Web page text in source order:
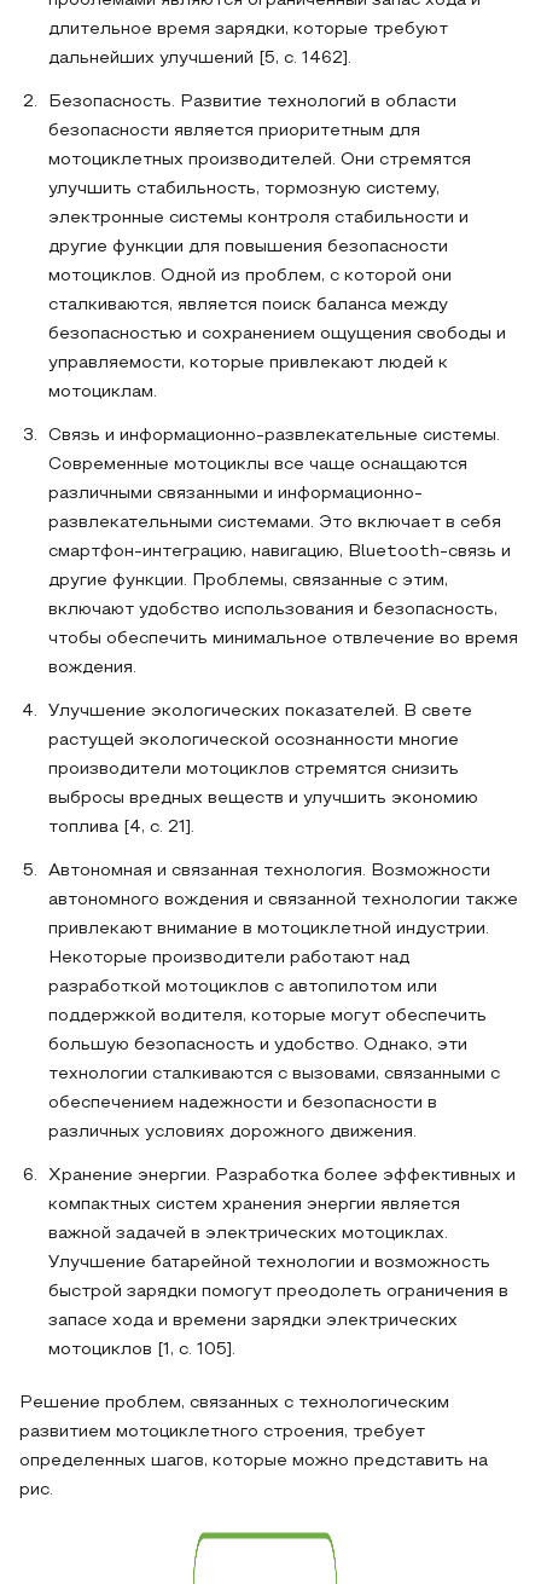
длительное время зарядки, которые требуют
дальнейших улучшений [5, c. 1462].
Безопасность. Развитие технологий в области
безопасности является приоритетным для
мотоциклетных производителей. Они стремятся
улучшить стабильность, тормозную систему,
электронные системы контроля стабильности и
другие функции для повышения безопасности
мотоциклов. Одной из проблем, с которой они
сталкиваются, является поиск баланса между
безопасностью и сохранением ощущения свободы и
управляемости, которые привлекают людей к
мотоциклам.
Связь и информационно-развлекательные системы.
Современные мотоциклы все чаще оснащаются
различными связанными и информационно-
развлекательными системами. Это включает в себя
смартфон-интеграцию, навигацию, Bluetooth-связь и
другие функции. Проблемы, связанные с этим,
включают удобство использования и безопасность,
чтобы обеспечить минимальное отвлечение во время
вождения.
Улучшение экологических показателей. В свете
растущей экологической осознанности многие
производители мотоциклов стремятся снизить
выбросы вредных веществ и улучшить экономию
топлива [4, c. 21].
Автономная и связанная технология. Возможности
автономного вождения и связанной технологии также
привлекают внимание в мотоциклетной индустрии.
Некоторые производители работают над
разработкой мотоциклов с автопилотом или
поддержкой водителя, которые могут обеспечить
большую безопасность и удобство. Однако, эти
технологии сталкиваются с вызовами, связанными с
обеспечением надежности и безопасности в
различных условиях дорожного движения.
Хранение энергии. Разработка более эффективных и
компактных систем хранения энергии является
важной задачей в электрических мотоциклах.
Улучшение батарейной технологии и возможность
быстрой зарядки помогут преодолеть ограничения в
запасе хода и времени зарядки электрических
мотоциклов [1, c. 105].
Решение проблем, связанных с технологическим
развитием мотоциклетного строения, требует
определенных шагов, которые можно представить на
рис.